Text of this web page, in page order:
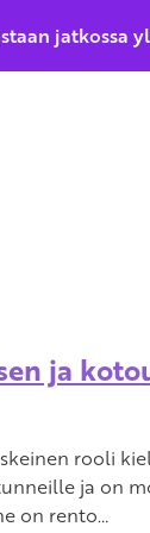
ja
rooli
ja on
on rento…
jatkossa